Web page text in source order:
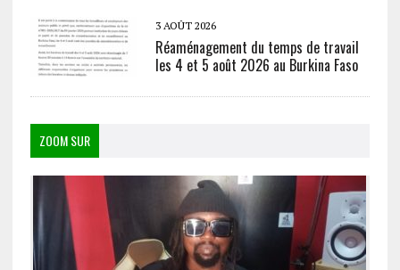
3 AOÛT 2026
Réaménagement du temps de travail
les 4 et 5 août 2026 au Burkina Faso
ZOOM SUR